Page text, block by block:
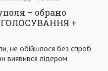
– обрано
+
не обійшлося без спроб
виявився лідером